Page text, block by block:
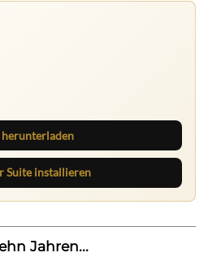
Suite installieren
Jahren...